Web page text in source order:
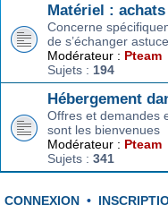
Matériel :
Concerne
de s’échanger
Modérateur : Pteam
Sujets : 194
Hébergement
Offres et demandes
sont les bienvenues
Modérateur : Pteam
Sujets : 341
CONNEXION •